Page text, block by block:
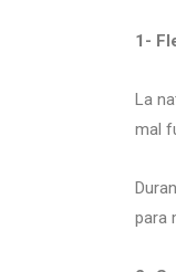
1-
La
mal
para